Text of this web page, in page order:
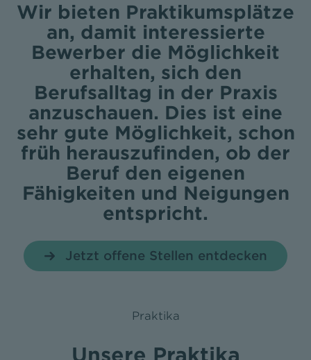
Wir bieten Praktikumsplätze
an, damit interessierte
Bewerber die Möglichkeit
erhalten, sich den
Berufsalltag in der Praxis
anzuschauen. Dies ist eine
sehr gute Möglichkeit, schon
früh herauszufinden, ob der
Beruf den eigenen
Fähigkeiten und Neigungen
entspricht.
Jetzt offene Stellen entdecken
Praktika
Unsere Praktika